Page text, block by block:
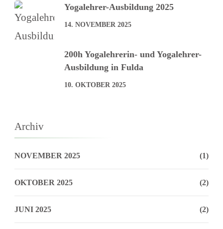
Yogalehrer-Ausbildung 2025
14. NOVEMBER 2025
200h Yogalehrerin- und Yogalehrer-
Ausbildung in Fulda
10. OKTOBER 2025
Archiv
NOVEMBER 2025 (1)
OKTOBER 2025 (2)
JUNI 2025 (2)